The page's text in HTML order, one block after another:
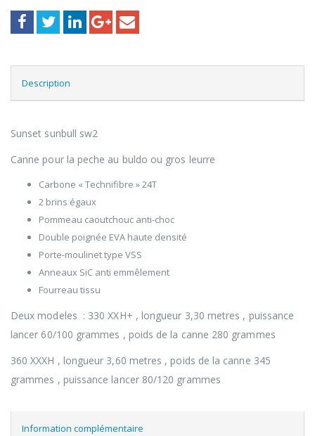
Description
Sunset sunbull sw2
Canne pour la peche au buldo ou gros leurre
Carbone « Technifibre » 24T
2 brins égaux
Pommeau caoutchouc anti-choc
Double poignée EVA haute densité
Porte-moulinet type VSS
Anneaux SiC anti emmêlement
Fourreau tissu
Deux modeles : 330 XXH+ , longueur 3,30 metres , puissance
lancer 60/100 grammes , poids de la canne 280 grammes
360 XXXH , longueur 3,60 metres , poids de la canne 345
grammes , puissance lancer 80/120 grammes
Information complémentaire